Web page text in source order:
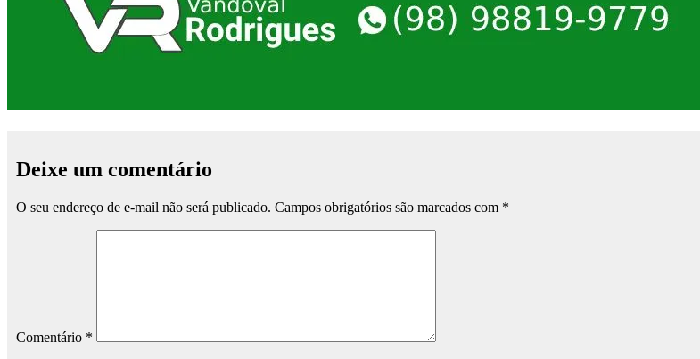
Deixe um comentário
O seu endereço de e-mail não será publicado. Campos obrigatórios são marcados com *
Comentário *